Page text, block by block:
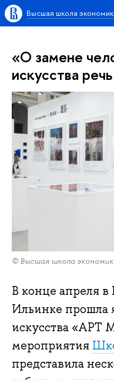
Высшая школа
«О замене
искусства
© Высшая школа
В конце апреля в
Ильинке прошла
искусства «АРТ
мероприятия
представила